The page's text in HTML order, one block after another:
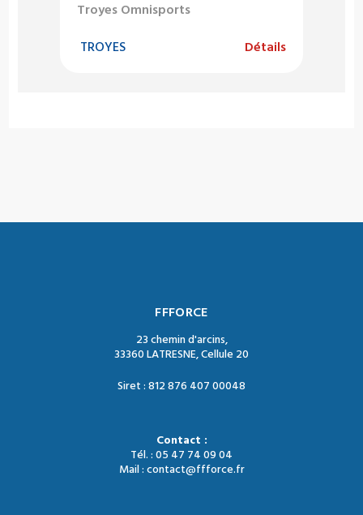
Troyes Omnisports
TROYES Détails
FFFORCE
23 chemin d'arcins,
33360 LATRESNE, Cellule 20
Siret : 812 876 407 00048
Contact :
Tél. : 05 47 74 09 04
Mail : contact@ffforce.fr